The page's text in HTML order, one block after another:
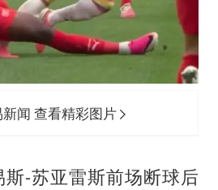
闻 查看精彩图片
-苏亚雷斯前场断球后